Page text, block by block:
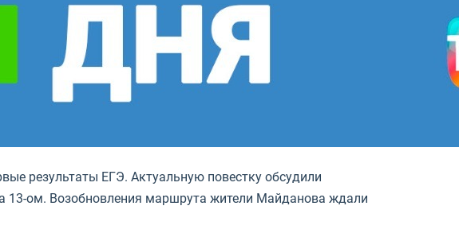
результаты ЕГЭ. Актуальную повестку обсудили
13-ом. Возобновления маршрута жители Майданова ждали